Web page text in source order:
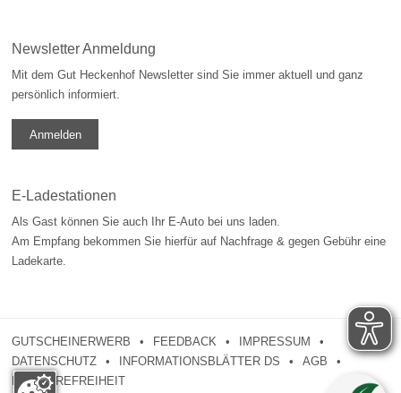
Newsletter Anmeldung
Mit dem Gut Heckenhof Newsletter sind Sie immer aktuell und ganz
persönlich informiert.
Anmelden
E-Ladestationen
Als Gast können Sie auch Ihr E-Auto bei uns laden.
Am Empfang bekommen Sie hierfür auf Nachfrage & gegen Gebühr eine
Ladekarte.
GUTSCHEINERWERB FEEDBACK
IMPRESSUM
DATENSCHUTZ
INFORMATIONSBLÄTTER DS
AGB
BARRIEREFREIHEIT